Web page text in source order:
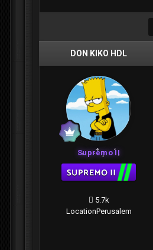
DON KIKO HDL
Supremo II
5.7k
LocationPerusalem